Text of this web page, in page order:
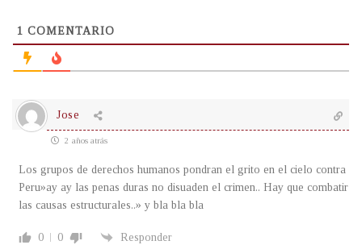
1 COMENTARIO
Jose
2 años atrás
Los grupos de derechos humanos pondran el grito en el cielo contra
Peru»ay ay las penas duras no disuaden el crimen.. Hay que combatir
las causas estructurales..» y bla bla bla
0 0 Responder